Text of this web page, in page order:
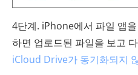
4단계. iPhone에서 파일 앱
하면 업로드된 파일을 보고
iCloud Drive가 동기화되지